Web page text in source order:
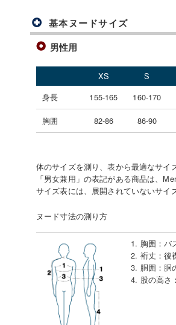
基本ヌードサイズ
男性用
XS S
身長
155-165 160-170
胸囲 82-86 86-90
体のサイズを測り、表から最適なサイ
「男女兼用」の表記がある商品は、
サイズ表には、展開されていないサ
ヌード寸法の測り方
1. 胸囲 ：バ
2. 裄丈 ：後
3. 胴囲 ： 胴
4. 股の高さ ：